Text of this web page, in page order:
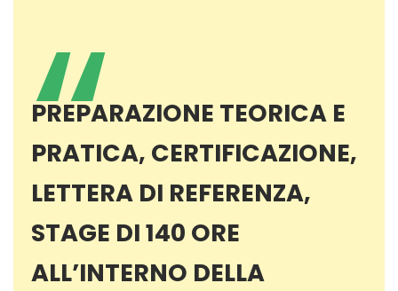
“
PREPARAZIONE TEORICA E
PRATICA, CERTIFICAZIONE,
LETTERA DI REFERENZA,
STAGE DI 140 ORE
ALL’INTERNO DELLA